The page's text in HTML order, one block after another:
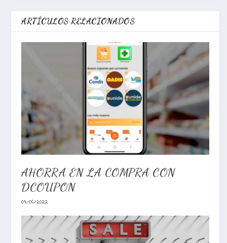
ARTÍCULOS RELACIONADOS
AHORRA EN LA COMPRA CON
DCOUPON
09/06/2022